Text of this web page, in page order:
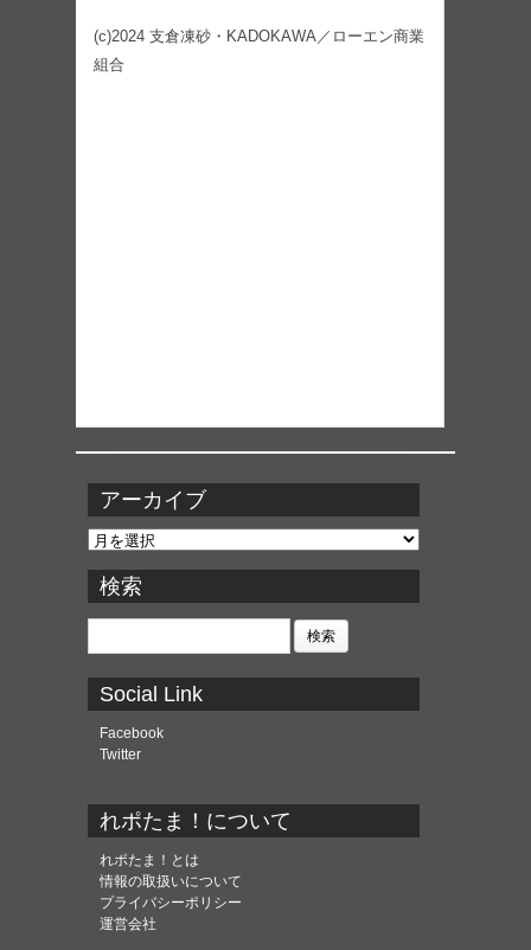
(c)2024 支倉凍砂・KADOKAWA／ローエン商業
組合
アーカイブ
ア
カ
イ
ブ
検索
検
Social Link
Facebook
Twitter
れポたま！について
れポたま！とは
情報の取扱いについて
プライバシーポリシー
運営会社